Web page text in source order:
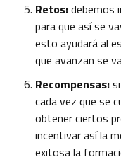
Retos:debemos
para que así se
esto ayudará al
que avanzan se
Recompensas:
cada vez que se
obtener ciertos
incentivar así la
exitosa la